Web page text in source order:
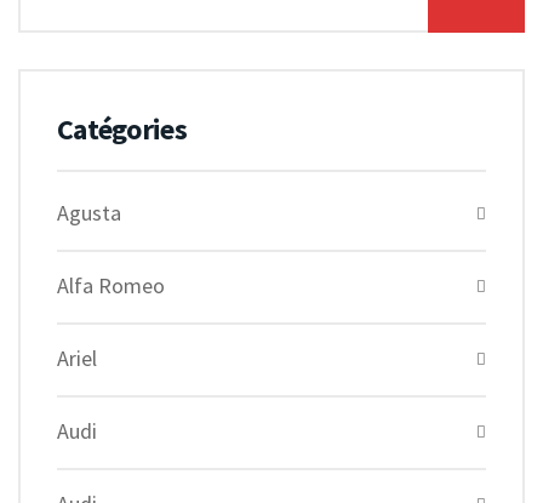
Catégories
Agusta
Alfa Romeo
Ariel
Audi